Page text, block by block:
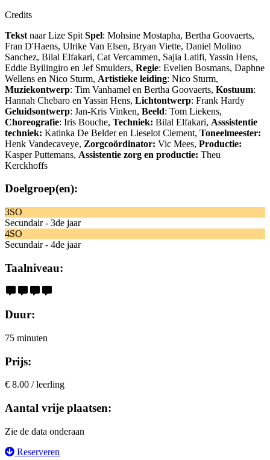
Credits
Tekst naar Lize Spit Spel: Mohsine Mostapha, Bertha Goovaerts,
Fran D'Haens, Ulrike Van Elsen, Bryan Viette, Daniel Molino
Sanchez, Bilal Elfakari, Cat Vercammen, Sajia Latifi, Yassin Hens,
Eddie Byilingiro en Jef Smulders, Regie: Evelien Bosmans, Daphne
Wellens en Nico Sturm, Artistieke leiding: Nico Sturm,
Muziekontwerp: Tim Vanhamel en Bertha Goovaerts, Kostuum:
Hannah Chebaro en Yassin Hens, Lichtontwerp: Frank Hardy
Geluidsontwerp: Jan-Kris Vinken, Beeld: Tom Liekens,
Choreografie: Iris Bouche, Techniek: Bilal Elfakari, Asssistentie
techniek: Katinka De Belder en Lieselot Clement, Toneelmeester:
Henk Vandecaveye, Zorgcoördinator: Vic Mees, Productie:
Kasper Puttemans, Assistentie zorg en productie: Theu
Kerckhoffs
Doelgroep(en):
3SO
Secundair - 3de jaar
4SO
Secundair - 4de jaar
Taalniveau:
Duur:
75 minuten
Prijs:
€ 8.00 / leerling
Aantal vrije plaatsen:
Zie de data onderaan
Reserveren